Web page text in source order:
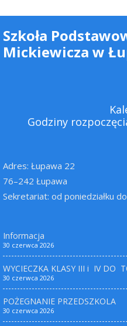
Szkoła
Mickiewicza w
Godziny
Adres: Łupawa 22
76–242 Łupawa
Sekretariat: od poniedziałku
Informacja
30 czerwca 2026
WYCIECZKA KLASY III i IV DO
30 czerwca 2026
POŻEGNANIE PRZEDSZKOLA
30 czerwca 2026